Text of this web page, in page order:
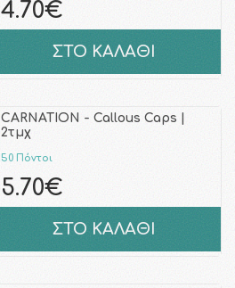
4.70€
ΣΤΟ ΚΑΛΑΘΙ
CARNATION - Callous Caps |
2τμχ
50 Πόντοι
5.70€
ΣΤΟ ΚΑΛΑΘΙ